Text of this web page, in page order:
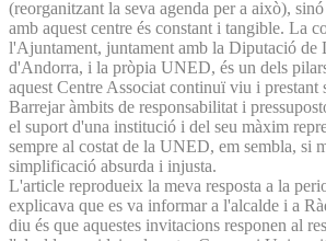
(reorganitzant la seva agenda per a això),
amb aquest centre és constant i tangible. La
l'Ajuntament, juntament amb la Diputació de
d'Andorra, i la pròpia UNED, és un dels
aquest Centre Associat continuï viu i prestant
Barrejar àmbits de responsabilitat i
el suport d'una institució i del seu màxim
sempre al costat de la UNED, em sembla, si
simplificació absurda i injusta.
L'article reprodueix la meva resposta a la
explicava que es va informar a l'alcalde i a
diu és que aquestes invitacions responen al